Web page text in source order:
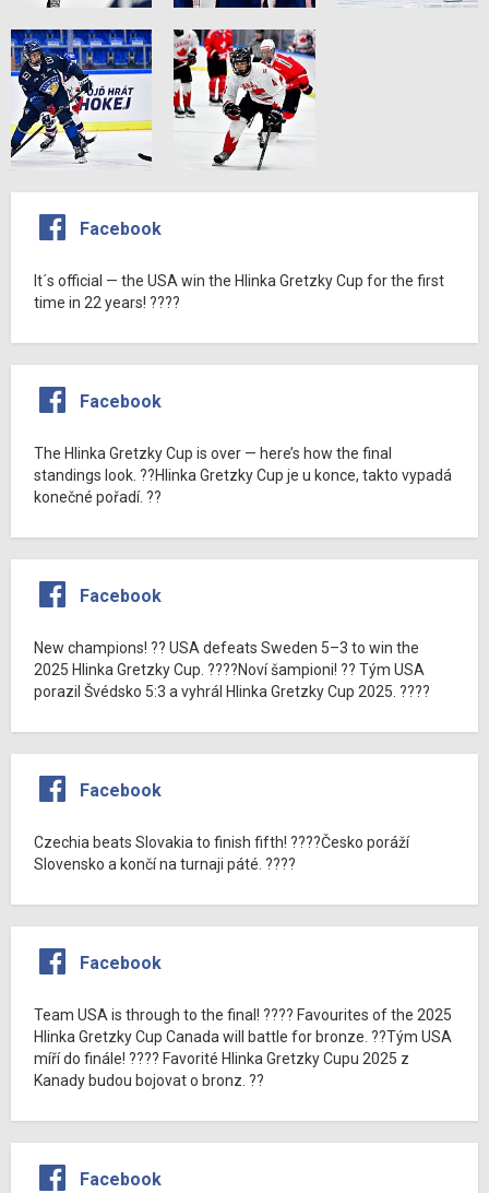
Facebook
It´s official — the USA win the Hlinka Gretzky Cup for the first
time in 22 years! ????
Facebook
The Hlinka Gretzky Cup is over — here’s how the final
standings look. ??Hlinka Gretzky Cup je u konce, takto vypadá
konečné pořadí. ??
Facebook
New champions! ?? USA defeats Sweden 5–3 to win the
2025 Hlinka Gretzky Cup. ????Noví šampioni! ?? Tým USA
porazil Švédsko 5:3 a vyhrál Hlinka Gretzky Cup 2025. ????
Facebook
Czechia beats Slovakia to finish fifth! ????Česko poráží
Slovensko a končí na turnaji páté. ????
Facebook
Team USA is through to the final! ???? Favourites of the 2025
Hlinka Gretzky Cup Canada will battle for bronze. ??Tým USA
míří do finále! ???? Favorité Hlinka Gretzky Cupu 2025 z
Kanady budou bojovat o bronz. ??
Facebook